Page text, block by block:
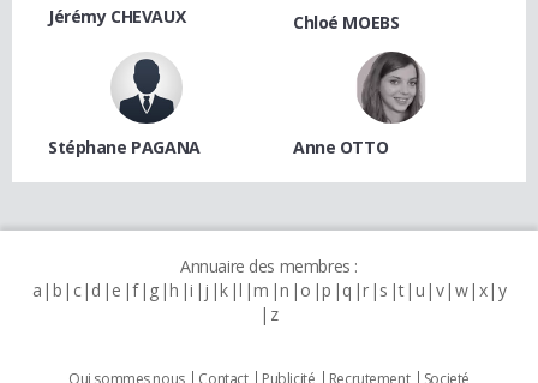
Jérémy CHEVAUX Chloé MOEBS
Stéphane PAGANA Anne OTTO
Annuaire des membres :
a b c d e f g h i j k l m n o p q r s t u v w x y
z